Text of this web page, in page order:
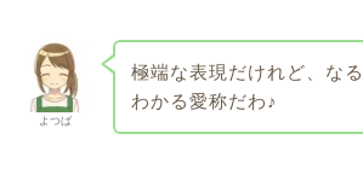
よつば
極端な表現だけれど、な
わかる愛称だわ♪